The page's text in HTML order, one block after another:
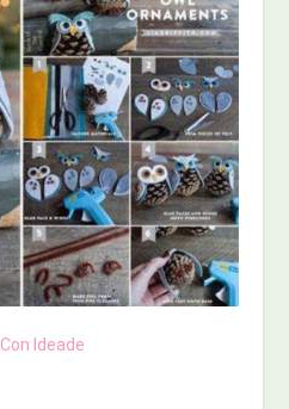
Con Ideade